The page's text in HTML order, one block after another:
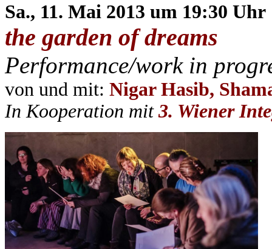
Sa., 11. Mai 2013 um 19:30 Uhr
the garden of dreams
Performance/work in
von und mit: Nigar Hasib,
In Kooperation mit 3. Wiener